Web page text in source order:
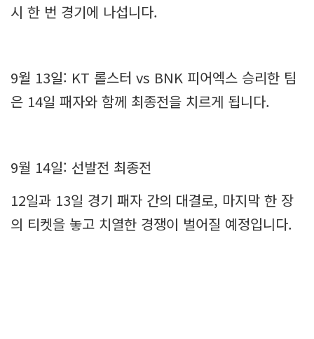
시 한 번 경기에 나섭니다.
9월 13일: KT 롤스터 vs BNK 피어엑스 승리한 팀
은 14일 패자와 함께 최종전을 치르게 됩니다.
9월 14일: 선발전 최종전
12일과 13일 경기 패자 간의 대결로, 마지막 한 장
의 티켓을 놓고 치열한 경쟁이 벌어질 예정입니다.